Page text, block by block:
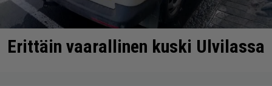
Erittäin vaarallinen kuski Ulvilassa